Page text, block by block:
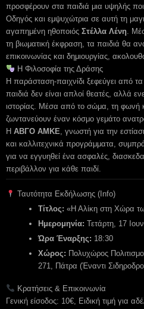
προσφέρουν στα παιδιά μια υψηλής
Οδηγός και εμψυχώτρια σε αυτή τη
αγαπημένη ηθοποιός Στέλλα Λένη.
τη βιωματική έκφραση, τα παιδιά θα
επικοινωνίας και δημιουργίας,
Η Φιλοσοφία της Δράσης
Η παράσταση-παιχνίδι ξεφεύγει από
παιδιά δεν είναι απλοί θεατές, αλλά
ιστορίας. Μέσα από το σώμα, τη φωνή
ζωντανεύουν έναν κόσμο γεμάτο
Η ΑΒΓΟ ΑΜΚΕ, γνωστή για την
και καλλιτεχνικά προγράμματα,
για να εγγυηθεί ένα ασφαλές,
περιβάλλον για κάθε παιδί.
Ταυτότητα Εκδήλωσης (Info)
Τίτλος: «Η Αλίκη στη Χώρα
Ημερομηνία: Τετάρτη, 17
Ώρα Έναρξης: 18:30
Χώρος: Πολυχώρος
271, Πάτρα (Έναντι
Κρατήσεις & Επικοινωνία
Γενική είσοδος: 10€, Ειδική τιμή για